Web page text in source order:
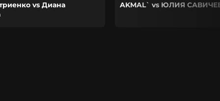
vs Диана
AKMAL` vs ЮЛИЯ